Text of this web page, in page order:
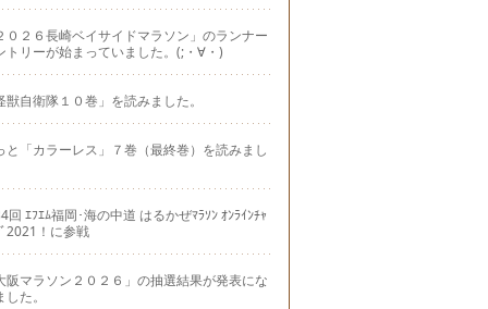
０２６長崎ベイサイドマラソン」のランナー
トリーが始まっていました。(;・∀・)
獣自衛隊１０巻」を読みました。
と「カラーレス」７巻（最終巻）を読みまし
回 ｴﾌｴﾑ福岡･海の中道 はるかぜﾏﾗｿﾝ ｵﾝﾗｲﾝﾁｬ
2021！に参戦
阪マラソン２０２６」の抽選結果が発表にな
した。